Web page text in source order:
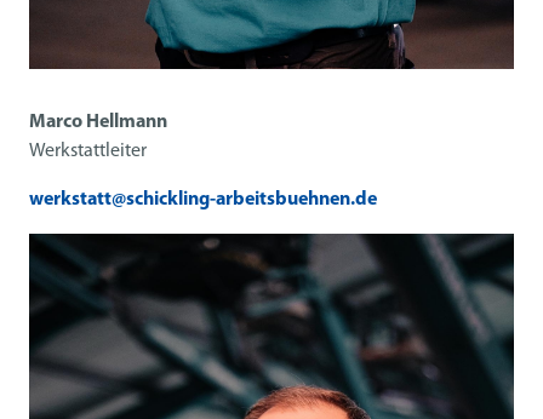
Marco Hellmann
Werkstattleiter
werkstatt@schickling-arbeitsbuehnen.de